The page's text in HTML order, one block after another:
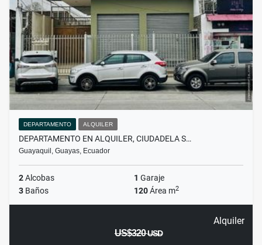
DEPARTAMENTO ALQUILER
DEPARTAMENTO EN ALQUILER, CIUDADELA S…
Guayaquil, Guayas, Ecuador
2Alcobas 1 Garaje
3 Baños 120Área m2
Alquiler
US$320USD